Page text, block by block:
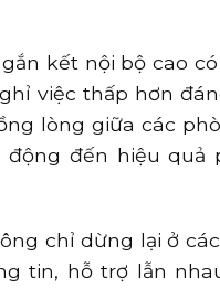
kết nội bộ cao
việc thấp hơn
lòng giữa các
đến hiệu quả
chỉ dừng lại ở
tin, hỗ trợ lẫn